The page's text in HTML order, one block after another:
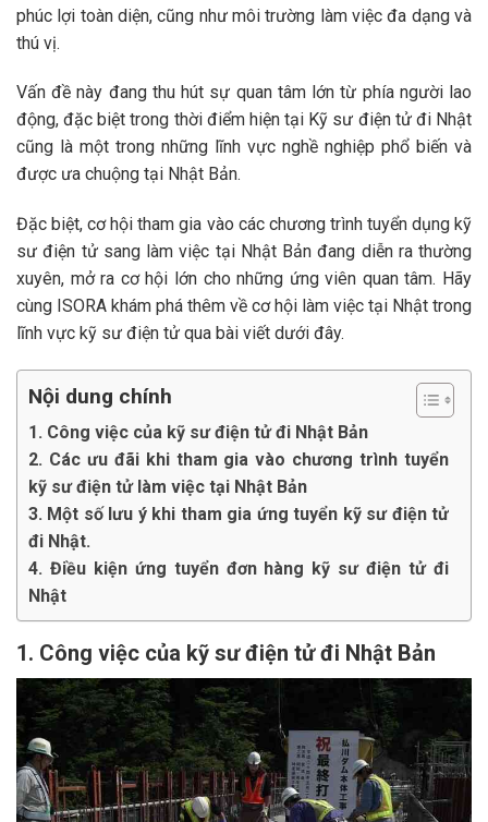
phúc lợi toàn diện, cũng như môi trường làm việc đa dạng và
thú vị.
Vấn đề này đang thu hút sự quan tâm lớn từ phía người lao
động, đặc biệt trong thời điểm hiện tại Kỹ sư điện tử đi Nhật
cũng là một trong những lĩnh vực nghề nghiệp phổ biến và
được ưa chuộng tại Nhật Bản.
Đặc biệt, cơ hội tham gia vào các chương trình tuyển dụng kỹ
sư điện tử sang làm việc tại Nhật Bản đang diễn ra thường
xuyên, mở ra cơ hội lớn cho những ứng viên quan tâm. Hãy
cùng ISORA khám phá thêm về cơ hội làm việc tại Nhật trong
lĩnh vực kỹ sư điện tử qua bài viết dưới đây.
Nội dung chính
1. Công việc của kỹ sư điện tử đi Nhật Bản
2. Các ưu đãi khi tham gia vào chương trình tuyển
kỹ sư điện tử làm việc tại Nhật Bản
3. Một số lưu ý khi tham gia ứng tuyển kỹ sư điện tử
đi Nhật.
4. Điều kiện ứng tuyển đơn hàng kỹ sư điện tử đi
Nhật
1. Công việc của kỹ sư điện tử đi Nhật Bản